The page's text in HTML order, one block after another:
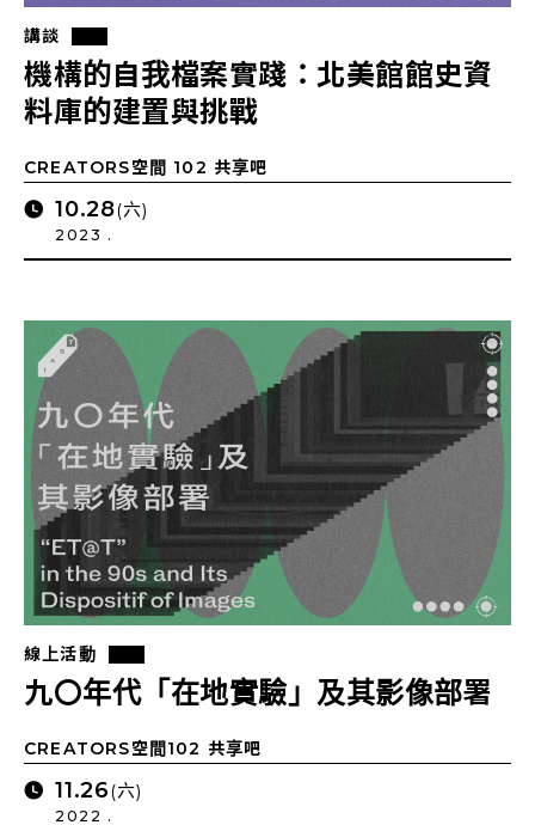
講談
機構的自我檔案實踐：北美館館史資
料庫的建置與挑戰
CREATORS空間 102 共享吧
10.28(六)
2023 .
線上活動
九〇年代「在地實驗」及其影像部署
CREATORS空間102 共享吧
11.26(六)
2022 .